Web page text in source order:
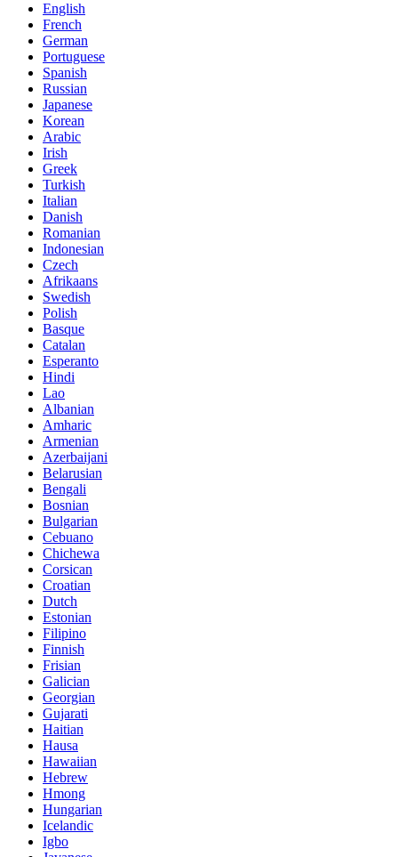
English
French
German
Portuguese
Spanish
Russian
Japanese
Korean
Arabic
Irish
Greek
Turkish
Italian
Danish
Romanian
Indonesian
Czech
Afrikaans
Swedish
Polish
Basque
Catalan
Esperanto
Hindi
Lao
Albanian
Amharic
Armenian
Azerbaijani
Belarusian
Bengali
Bosnian
Bulgarian
Cebuano
Chichewa
Corsican
Croatian
Dutch
Estonian
Filipino
Finnish
Frisian
Galician
Georgian
Gujarati
Haitian
Hausa
Hawaiian
Hebrew
Hmong
Hungarian
Icelandic
Igbo